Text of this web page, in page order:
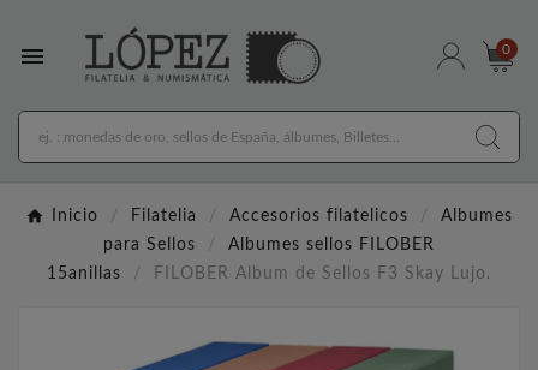
 0
Inicio Filatelia Accesorios filatelicos
Albumes
para Sellos
Albumes sellos FILOBER
15anillas
FILOBER Album de Sellos F3 Skay Lujo.